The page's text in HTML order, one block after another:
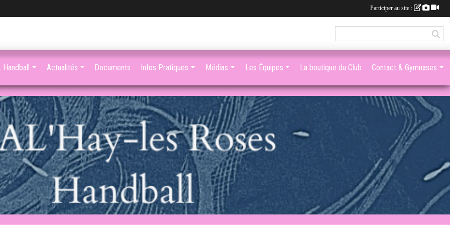
Handball Actualités Documents Infos Pratiques Médias Les Équipes La boutique du Club Contact & Gymnases
Participer au site :